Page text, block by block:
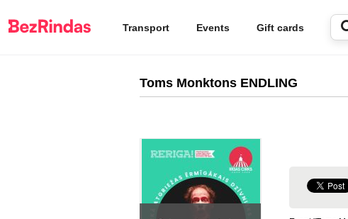
Transport Events Gift cards
Toms Monktons ENDLING